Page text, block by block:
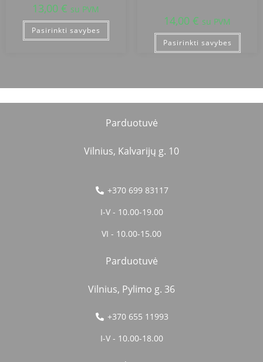
13,00 € su PVM
Pasirinkti savybes
14,00 € su PVM
Pasirinkti savybes
Parduotuvė
Vilnius, Kalvarijų g. 10
+370 699 83117
I-V - 10.00-19.00
VI - 10.00-15.00
Parduotuvė
Vilnius, Pylimo g. 36
+370 655 11993
I-V - 10.00-18.00